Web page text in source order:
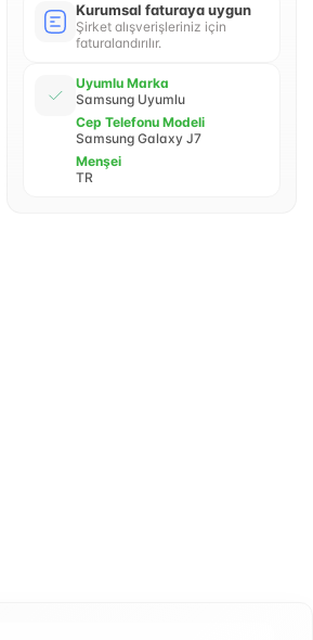
Kurumsal faturaya uygun
Şirket alışverişleriniz için
faturalandırılır.
Uyumlu Marka
Samsung Uyumlu
Cep Telefonu Modeli
Samsung Galaxy J7
Menşei
TR